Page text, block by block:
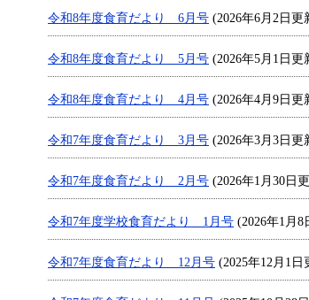
令和8年度食育だより 6月号 (2026年6月2日更
令和8年度食育だより 5月号 (2026年5月1日更
令和8年度食育だより 4月号 (2026年4月9日更
令和7年度食育だより 3月号 (2026年3月3日更
令和7年度食育だより 2月号 (2026年1月30日
令和7年度学校食育だより 1月号 (2026年1月8
令和7年度食育だより 12月号 (2025年12月1日